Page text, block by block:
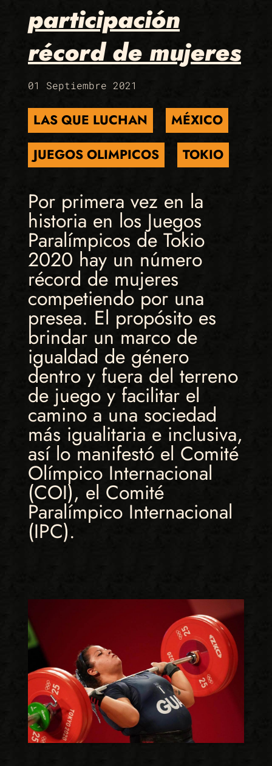
participación
récord de mujeres
01 Septiembre 2021
LAS QUE LUCHAN
MÉXICO
JUEGOS OLIMPICOS
TOKIO
Por primera vez en la
historia en los Juegos
Paralímpicos de Tokio
2020 hay un número
récord de mujeres
competiendo por una
presea. El propósito es
brindar un marco de
igualdad de género
dentro y fuera del terreno
de juego y facilitar el
camino a una sociedad
más igualitaria e inclusiva,
así lo manifestó el Comité
Olímpico Internacional
(COI), el Comité
Paralímpico Internacional
(IPC).